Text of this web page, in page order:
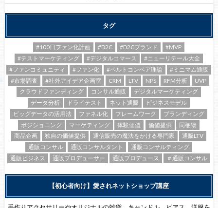
タグ
#100日ファン化計画 #D2C #D2Cブランド
#MVP
#テストマーケティング
#デジタルコマース
#ニューリテール大全
#ファンコミュニティ
#ファン化 #ベルトコンベア理論
#ミニマム通販
#市場調査
#社外アイデア企画室 CRM LTV NPS RFM分析
UVP
クラウドファンディング
コンサル通販
デジタルマーケティング
データ分析
ドライテスト ネット通販
ビジネスモデル
ビッグデータの活用法
ファネル化 フレームワーク
ブランディング
ポジショニング
マーケティング 体験価値 価値提供
同梱物
商品企画
独自の価値提供 通信販売の魔法をかける専門家
通販LTV
通販コンサル
通販コンサルタント
通販コンサルティング
通販ビジネス
通販プロデューサー 通販プロデュース ＃通販コンサル
【初心者向け】愛されネットショップ講座